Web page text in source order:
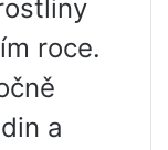
roce.
a